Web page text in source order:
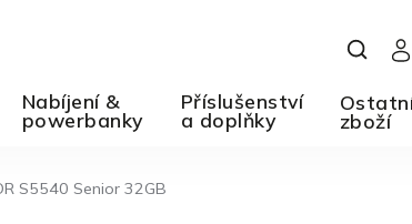
Nabíjení &
powerbanky
Příslušenství
a doplňky zboží
S5540 Senior 32GB